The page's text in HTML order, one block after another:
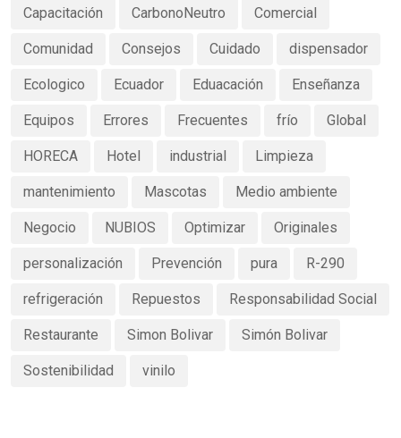
Capacitación CarbonoNeutro Comercial
Comunidad Consejos Cuidado dispensador
Ecologico Ecuador Eduacación Enseñanza
Equipos Errores Frecuentes frío Global
HORECA Hotel industrial Limpieza
mantenimiento Mascotas Medio ambiente
Negocio NUBIOS Optimizar Originales
personalización Prevención pura R-290
refrigeración Repuestos Responsabilidad Social
Restaurante Simon Bolivar Simón Bolivar
Sostenibilidad vinilo